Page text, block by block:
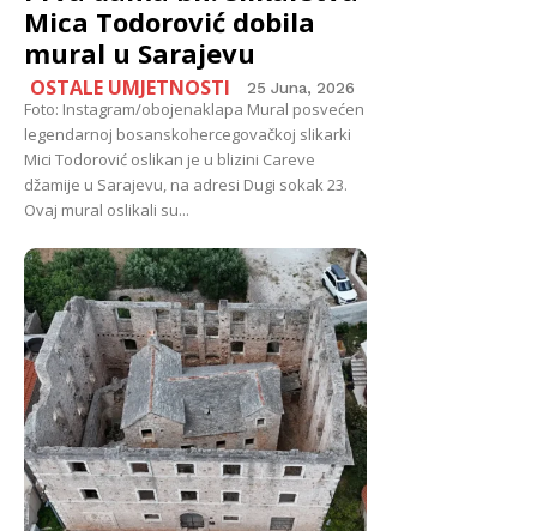
Mica Todorović dobila
mural u Sarajevu
OSTALE UMJETNOSTI 25 Juna, 2026
Foto: Instagram/obojenaklapa Mural posvećen
legendarnoj bosanskohercegovačkoj slikarki
Mici Todorović oslikan je u blizini Careve
džamije u Sarajevu, na adresi Dugi sokak 23.
Ovaj mural oslikali su...